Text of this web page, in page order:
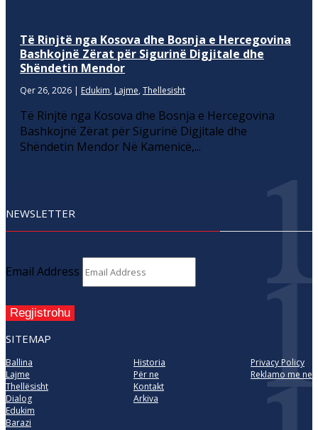
Të Rinjtë nga Kosova dhe Bosnja e Hercegovina
Bashkojnë Zërat për Sigurinë Digjitale dhe
Shëndetin Mendor
Qer 26, 2026 | Edukim, Lajme, Thellesisht
Të Rinjtë nga Kosova dhe Bosnja e Hercegovina
Bashkojnë Zërat për Sigurinë Digjitale dhe
Shëndetin Mendor Në Kamenicë,...
NEWSLETTER
Email Address
Regjistrohu
SITEMAP
Ballina
Lajme
Thellësisht
Dialog
Edukim
Barazi
Historia
Për ne
Kontakt
Arkiva
Privacy Policy
Reklamo me ne